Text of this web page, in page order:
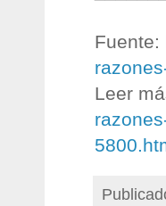
Fuente:
Leer